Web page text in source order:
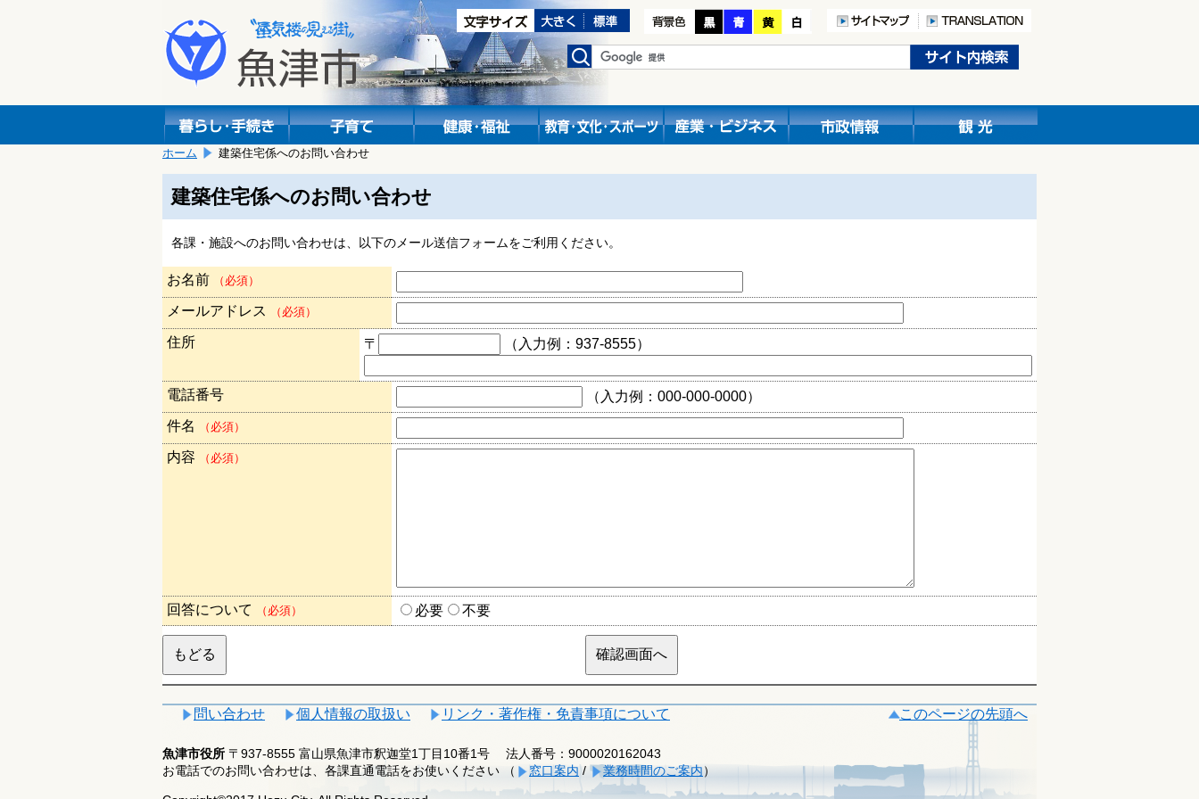
し
ホーム 建築住宅係へのお問い合わせ
建築住宅係へのお問い合わせ
各課・施設へのお問い合わせは、以下のメール送信フォームをご利用ください。
お名前 （必須）
メールアドレス （必須）
住所 〒 （入力例：937-8555）
電話番号
（入力例：000-000-0000）
件名
（必須）
内容 （必須）
回答について （必須） 必要 不要
問い合わせ 個人情報の取扱い リンク・著作権・免責事項について このページの先頭へ
魚津市役所 〒937-8555 富山県魚津市釈迦堂1丁目10番1号
法人番号：9000020162043
お電話でのお問い合わせは、各課直通電話をお使いください （
窓口案内/ 業務時間のご案内）